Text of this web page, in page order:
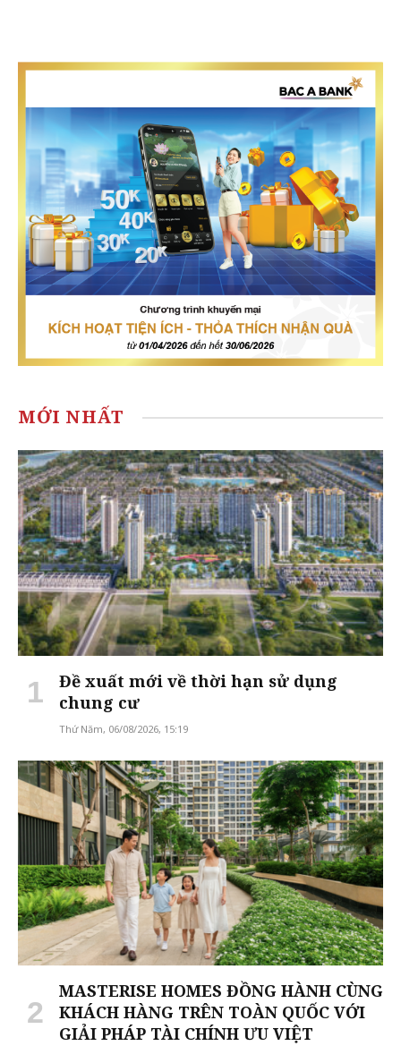
MỚI NHẤT
Đề xuất mới về thời hạn sử dụng
chung cư
Thứ Năm, 06/08/2026, 15:19
MASTERISE HOMES ĐỒNG HÀNH CÙNG
KHÁCH HÀNG TRÊN TOÀN QUỐC VỚI
GIẢI PHÁP TÀI CHÍNH ƯU VIỆT